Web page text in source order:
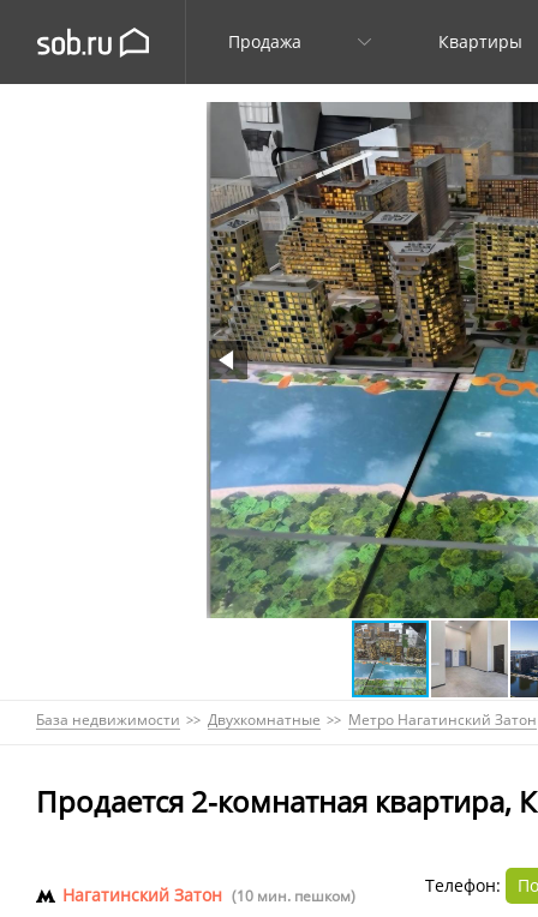
Продажа Квартиры
База недвижимости Двухкомнатные Метро Нагатинский Затон
Продается 2-комнатная квартира,
Нагатинский Затон (10 мин. пешком) Телефон: